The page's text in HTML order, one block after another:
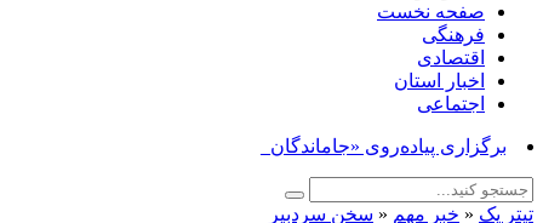
صفحه نخست
فرهنگی
اقتصادی
اخبار استان
اجتماعی
برگزاری پیاده‌روی «جاماندگان اربعین_
تیتر یک « خبر مهم « سخن سردبیر